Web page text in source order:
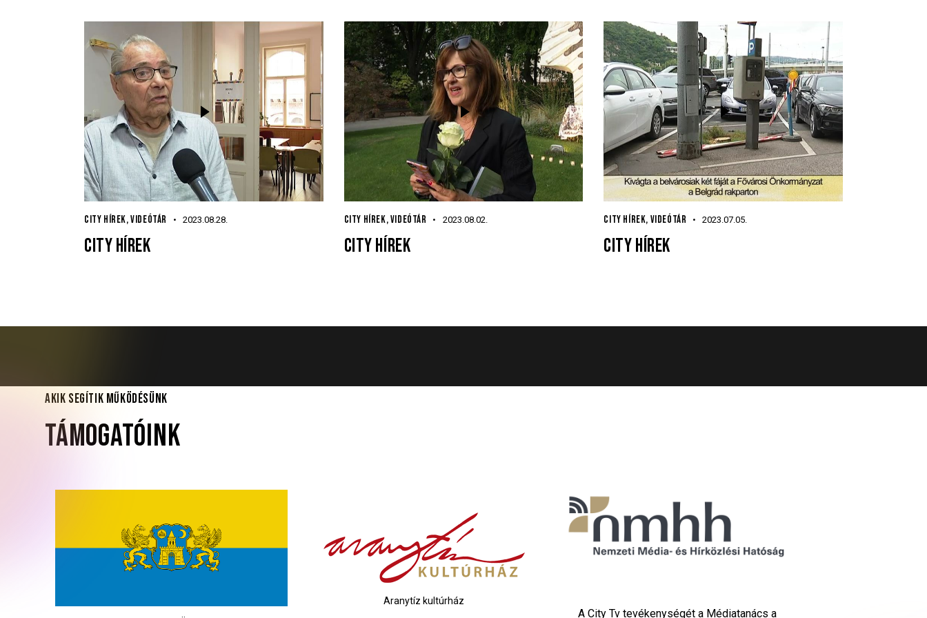
CITY HÍREK,VIDEÓTÁR 2023.08.28.
CITY HÍREK
CITY HÍREK,VIDEÓTÁR 2023.08.02.
CITY HÍREK
CITY HÍREK, VIDEÓTÁR 2023.07.05.
CITY HÍREK
AKIK SEGÍTIK MŰKÖDÉSÜNK
TÁMOGATÓINK
Aranytíz kultúrház
A City Tv tevékenységét a Médiatanács a